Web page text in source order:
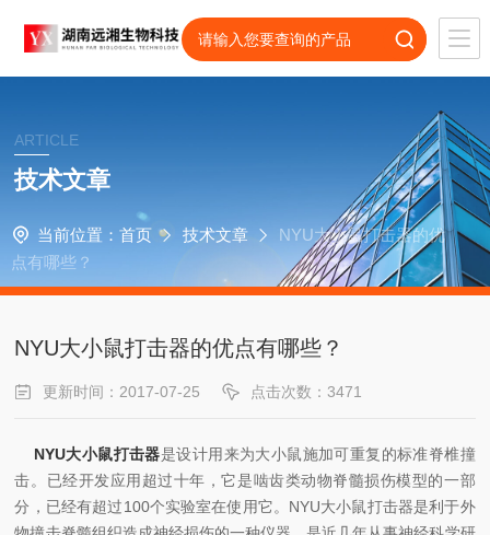
ARTICLE
技术文章
当前位置： 首页 技术文章
NYU大小鼠打击器的优
点有哪些？
NYU大小鼠打击器的优点有哪些？
更新时间：2017-07-25 点击次数：3471
NYU大小鼠打击器是设计用来为大小鼠施加可重复的标准脊椎撞
击。已经开发应用超过十年，它是啮齿类动物脊髓损伤模型的一部
分，已经有超过100个实验室在使用它。NYU大小鼠打击器是利于外